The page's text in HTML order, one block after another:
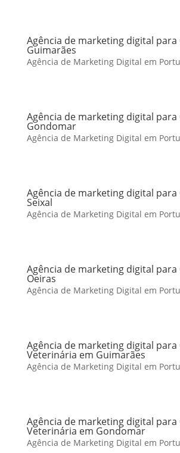
Agência de marketing digital para
Guimarães
Agência de Marketing Digital em
Agência de marketing digital para
Gondomar
Agência de Marketing Digital em
Agência de marketing digital para
Seixal
Agência de Marketing Digital em
Agência de marketing digital para
Oeiras
Agência de Marketing Digital em
Agência de marketing digital para
Veterinária em Guimarães
Agência de Marketing Digital em
Agência de marketing digital para
Veterinária em Gondomar
Agência de Marketing Digital em